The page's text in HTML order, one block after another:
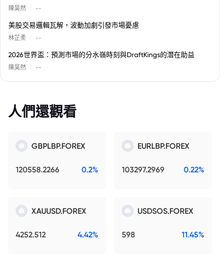
陳昊然 --
美股交易邏輯瓦解，波動加劇引發市場憂慮
林芷柔 --
2026世界盃：預測市場的分水嶺時刻與DraftKings的潛在助益
陳昊然 --
人們還觀看
GBPLBP.FOREX
120558.2266 0.2%
EURLBP.FOREX
103297.2969 0.22%
XAUUSD.FOREX
4252.512 4.42%
USDSOS.FOREX
598 11.45%